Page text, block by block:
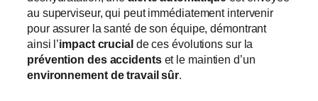
au superviseur, qui peut immédiatement intervenir
pour assurer la santé de son équipe, démontrant
ainsi l’impact crucial de ces évolutions sur la
prévention des accidentset le maintien d’un
environnement de travail sûr.